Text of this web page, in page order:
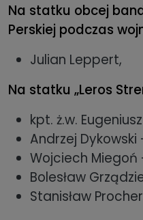
Na statku obcej
Perskiej podczas
Julian Leppert,
Na statku „Leros
kpt. ż.w.
Andrzej
Wojciech Miegoń
Bolesław
Stanisław